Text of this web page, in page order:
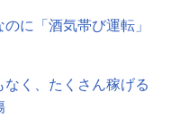
に「酒気帯び運転」
く、たくさん稼げる